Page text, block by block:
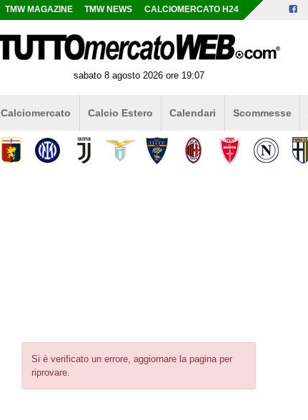
Si è verificato un errore, aggiornare la pagina per
riprovare.
TMW MAGAZINE TMW NEWS CALCIOMERCATO H24
sabato 8 agosto 2026 ore 19:07
Calciomercato Calcio Estero Calendari Scommesse